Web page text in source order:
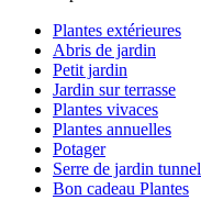
Plantes extérieures
Abris de jardin
Petit jardin
Jardin sur terrasse
Plantes vivaces
Plantes annuelles
Potager
Serre de jardin tunnel
Bon cadeau Plantes